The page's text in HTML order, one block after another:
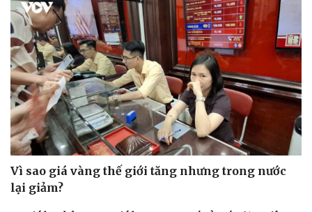
Vì sao giá vàng thế giới tăng nhưng trong nước
lại giảm?